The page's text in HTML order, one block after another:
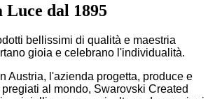
dal 1895
bellissimi di qualità e maestria
gioia e celebrano l'individualità.
Austria, l'azienda progetta, produce e
al mondo, Swarovski Created